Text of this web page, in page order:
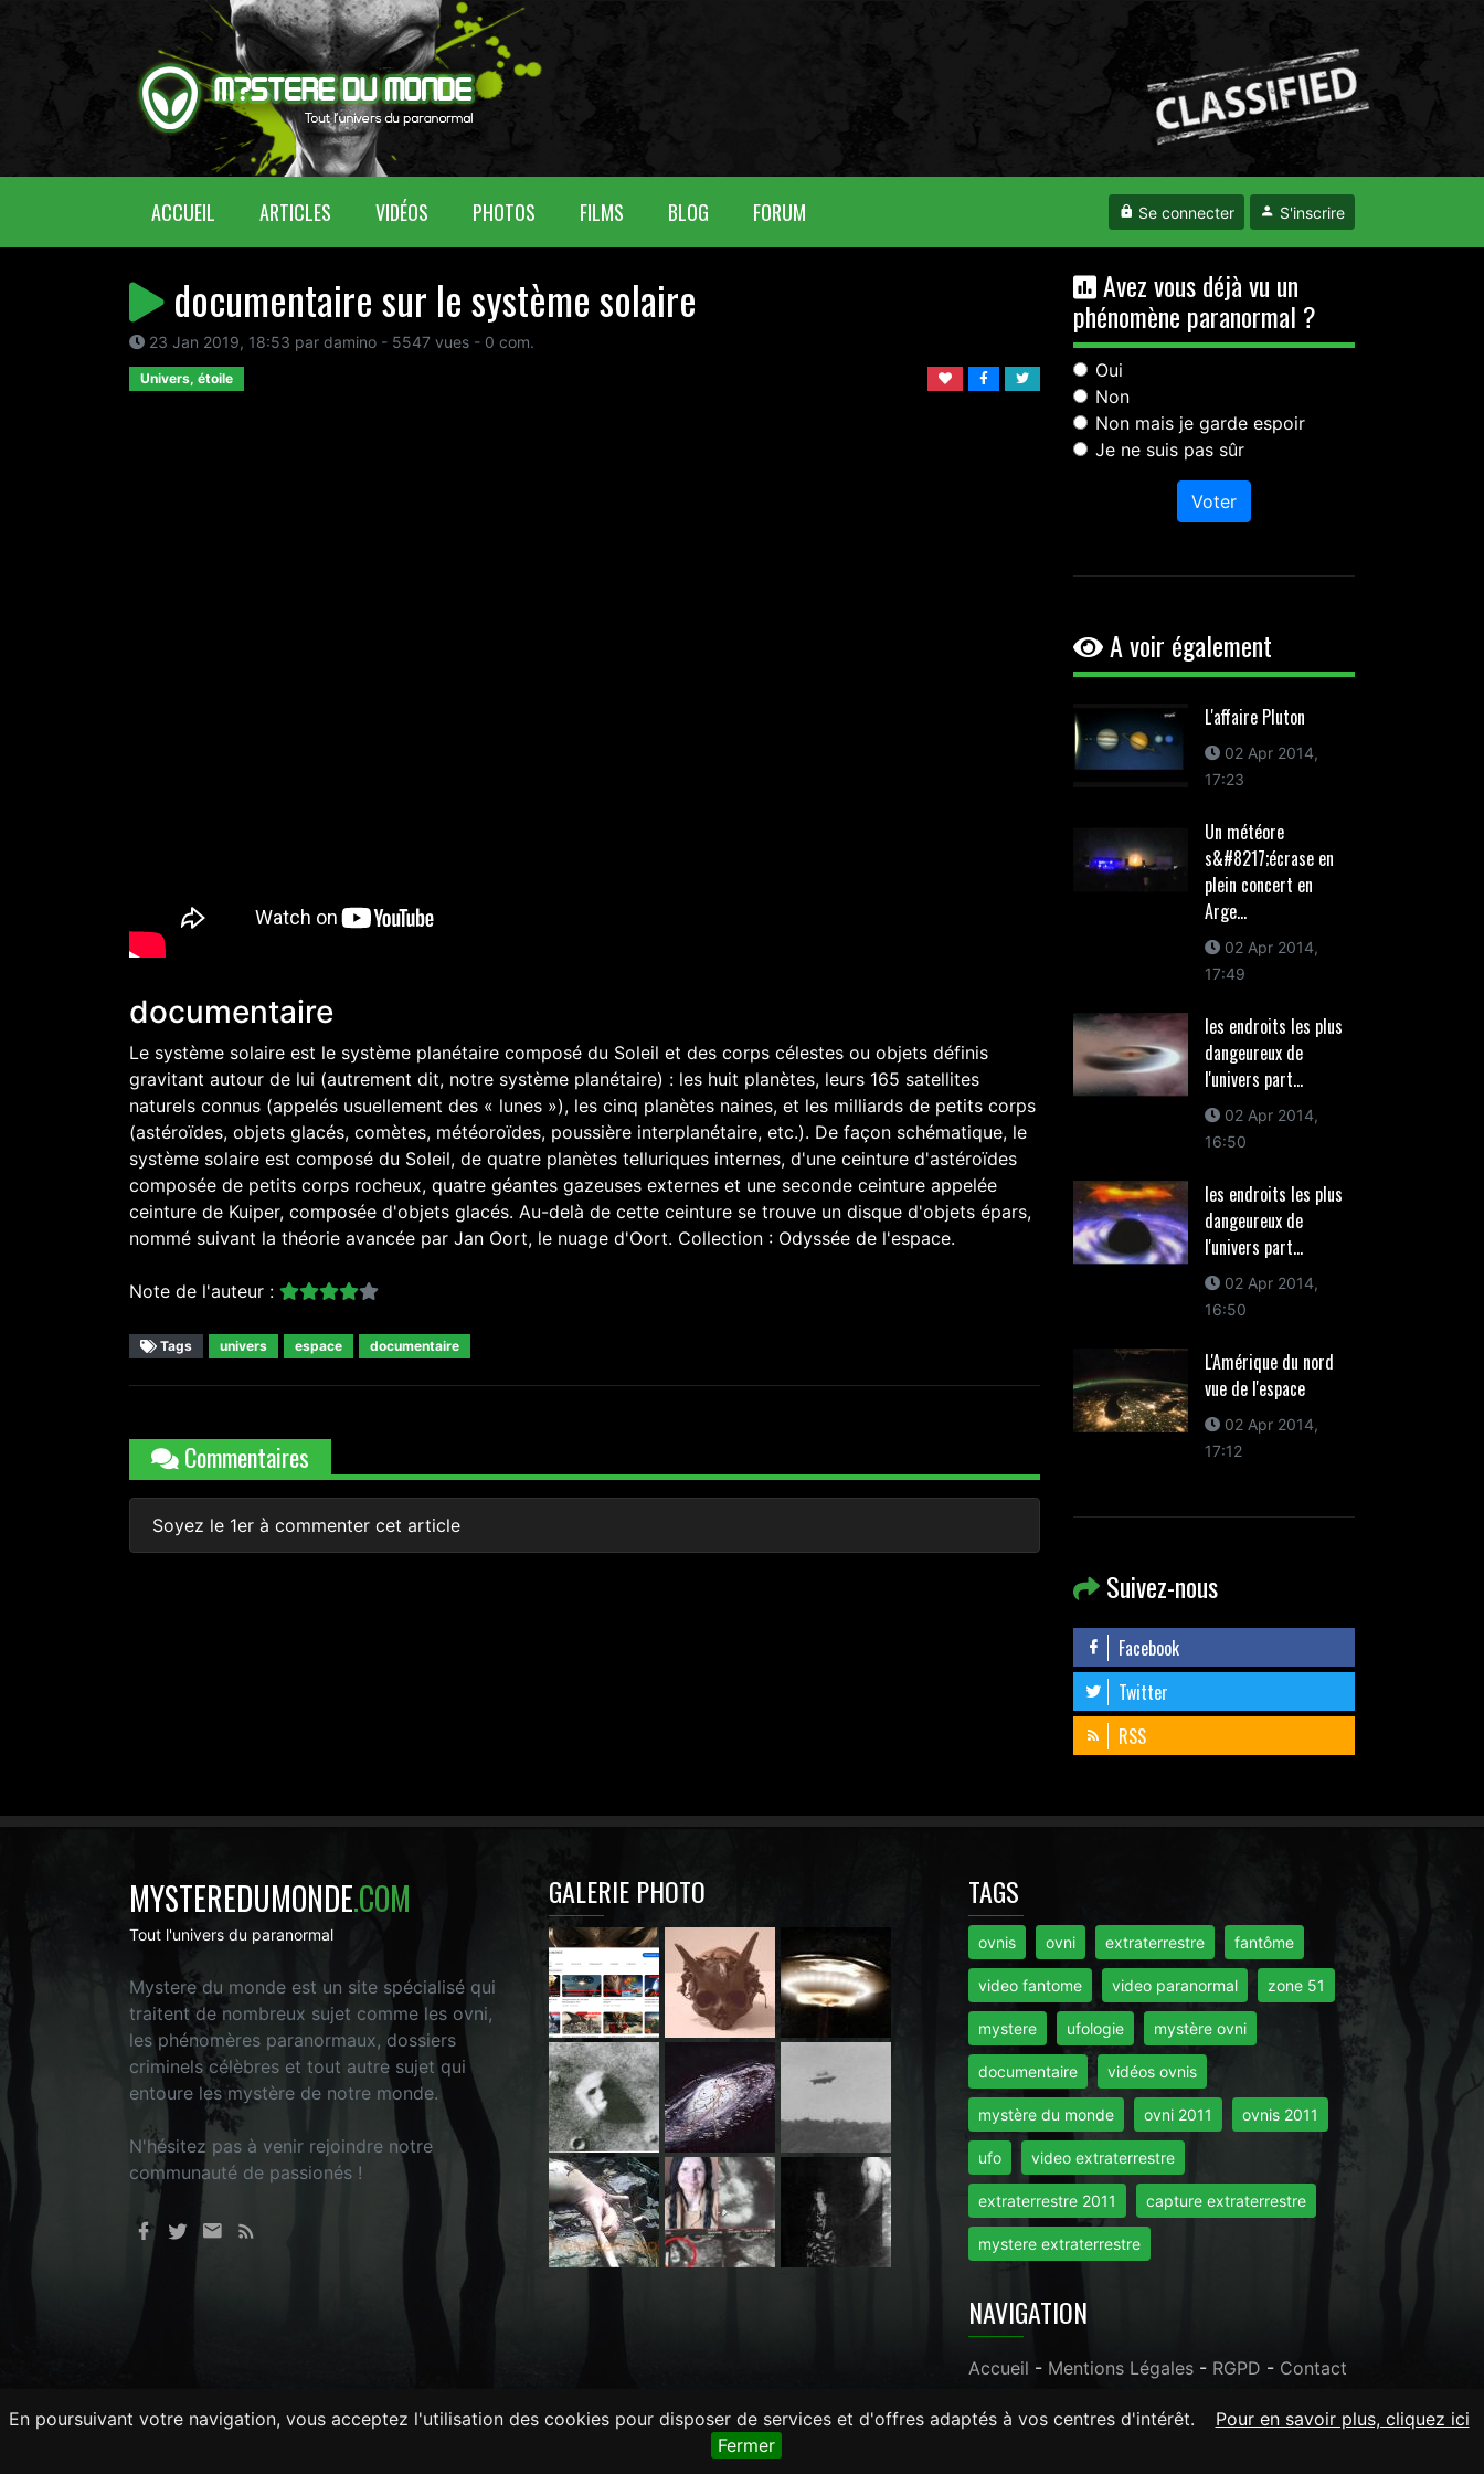
En poursuivant votre navigation, vous acceptez l'utilisation des cookies pour disposer de services et d'offres adaptés à vos centres d'intérêt.
Pour en savoir plus, cliquez ici
Fermer
ACCUEIL (CURRENT)ARTICLES VIDÉOS PHOTOS FILMS BLOG FORUM Se connecter S'inscrire
documentaire sur le système solaire
23 Jan 2019, 18:53 par damino - 5547 vues - 0 com.
Univers, étoile
documentaire
Le système solaire est le système planétaire composé du Soleil et des corps célestes ou objets définis
gravitant autour de lui (autrement dit, notre système planétaire) : les huit planètes, leurs 165 satellites
naturels connus (appelés usuellement des « lunes »), les cinq planètes naines, et les milliards de petits corps
(astéroïdes, objets glacés, comètes, météoroïdes, poussière interplanétaire, etc.). De façon schématique, le
système solaire est composé du Soleil, de quatre planètes telluriques internes, d'une ceinture d'astéroïdes
composée de petits corps rocheux, quatre géantes gazeuses externes et une seconde ceinture appelée
ceinture de Kuiper, composée d'objets glacés. Au-delà de cette ceinture se trouve un disque d'objets épars,
nommé suivant la théorie avancée par Jan Oort, le nuage d'Oort. Collection : Odyssée de l'espace.
Note de l'auteur :
Tags univers espace documentaire
Commentaires
Soyez le 1er à commenter cet article
Avez vous déjà vu un
phénomène paranormal ?
Oui
Non
Non mais je garde espoir
Je ne suis pas sûr
Voter
A voir également
L'affaire Pluton
02 Apr 2014,
17:23
Un météore
s&#8217;écrase en
plein concert en
Arge...
02 Apr 2014,
17:49
les endroits les plus
dangeureux de
l'univers part...
02 Apr 2014,
16:50
les endroits les plus
dangeureux de
l'univers part...
02 Apr 2014,
16:50
L'Amérique du nord
vue de l'espace
02 Apr 2014,
17:12
Suivez-nous
Facebook
Twitter
RSS
MYSTEREDUMONDE.COM
Tout l'univers du paranormal
Mystere du monde est un site spécialisé qui
traitent de nombreux sujet comme les ovni,
les phénomères paranormaux, dossiers
criminels célèbres et tout autre sujet qui
entoure les mystère de notre monde.
N'hésitez pas à venir rejoindre notre
communauté de passionés !
GALERIE PHOTO TAGS
ovnis ovni extraterrestre fantôme
video fantome video paranormal zone 51
mystere ufologie mystère ovni
documentaire vidéos ovnis
mystère du monde ovni 2011 ovnis 2011
ufo video extraterrestre
extraterrestre 2011 capture extraterrestre
mystere extraterrestre
NAVIGATION
Accueil - Mentions Légales - RGPD - Contact
LaRevueGeek.com